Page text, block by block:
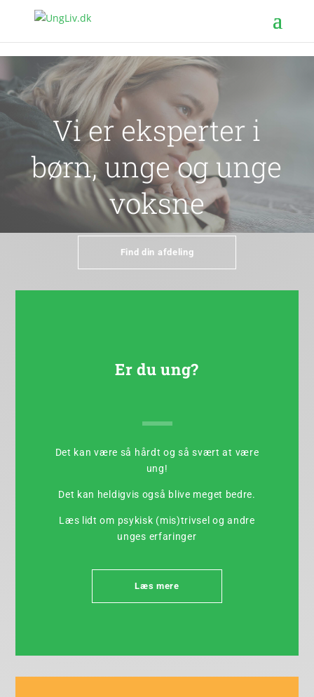
Vi er eksperter i
børn, unge og unge
voksne
Find din afdeling
Er du ung?
Det kan være så hårdt og så svært at være
ung!
Det kan heldigvis også blive meget bedre.
Læs lidt om psykisk (mis)trivsel og andre
unges erfaringer
Læs mere